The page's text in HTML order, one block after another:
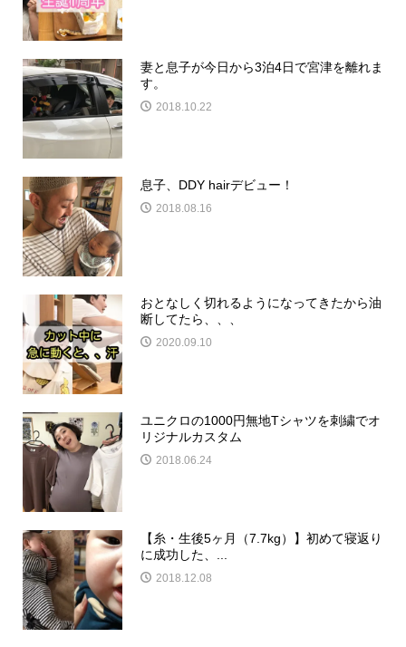
妻と息子が今日から3泊4日で宮津を離れま
す。
2018.10.22
息子、DDY hairデビュー！
2018.08.16
おとなしく切れるようになってきたから油
断してたら、、、
2020.09.10
ユニクロの1000円無地Tシャツを刺繍でオ
リジナルカスタム
2018.06.24
【糸・生後5ヶ月（7.7kg）】初めて寝返り
に成功した、...
2018.12.08